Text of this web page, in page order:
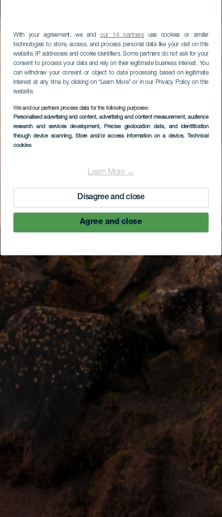
With your agreement, we andour 14 partnersuse cookies or similar
technologies to store, access, and process personal data like your visit on this
website, IP addresses and cookie identifiers. Some partners do not ask for your
consent to process your data and rely on their legitimate business interest. You
can withdraw your consent or object to data processing based on legitimate
interest at any time by clicking on “Learn More” or in our Privacy Policy on this
website.
We and our partners process data for the following purposes:
Personalised advertising and content, advertising and content measurement, audience
research and services development, Precise geolocation data, and identification
through device scanning, Store and/or access information on a device, Technical
cookies
Learn More →
Disagree and close
Agree and close